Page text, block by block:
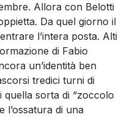
Allora con Belotti
Da quel giorno il
l’intera posta. Alti
di Fabio
un’identità ben
tredici turni di
quella sorta di “zoccolo
l’ossatura di una